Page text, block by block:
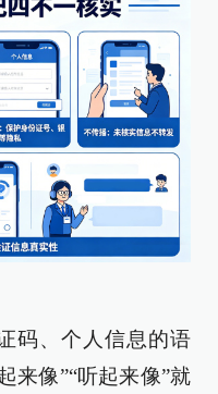
码、个人信息的语
来像”“听起来像”就